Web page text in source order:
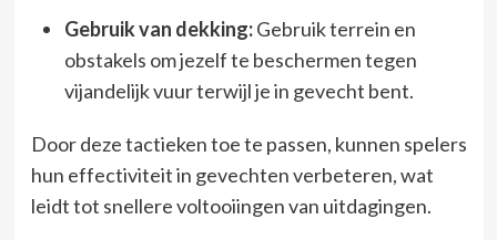
Gebruik van dekking:Gebruik terrein en
obstakels om jezelf te beschermen tegen
vijandelijk vuur terwijl je in gevecht bent.
Door deze tactieken toe te passen, kunnen spelers
hun effectiviteit in gevechten verbeteren, wat
leidt tot snellere voltooiingen van uitdagingen.